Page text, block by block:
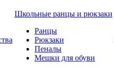
Школьные ранцы и рюкзаки
Ранцы
Рюкзаки
Пеналы
Мешки для обуви